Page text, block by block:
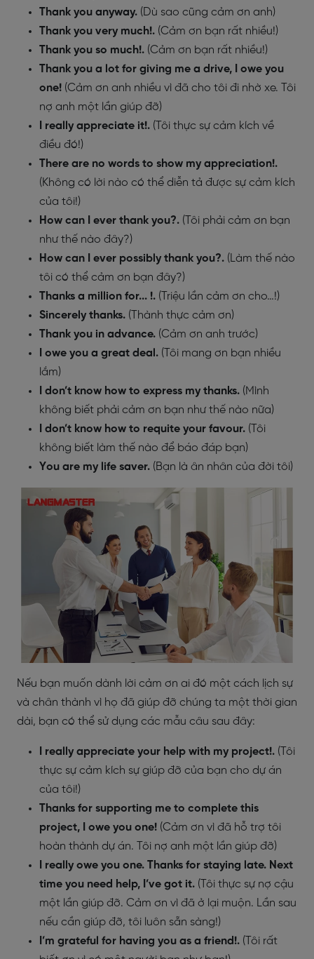
Thank you anyway. (Dù sao cũng cảm ơn anh)
Thank you very much!. (Cảm ơn bạn rất nhiều!)
Thank you so much!. (Cảm ơn bạn rất nhiều!)
Thank you a lot for giving me a drive, I owe you
one! (Cảm ơn anh nhiều vì đã cho tôi đi nhờ xe. Tôi
nợ anh một lần giúp đỡ)
I really appreciate it!. (Tôi thực sự cảm kích về
điều đó!)
There are no words to show my appreciation!.
(Không có lời nào có thể diễn tả được sự cảm kích
của tôi!)
How can I ever thank you?. (Tôi phải cảm ơn bạn
như thế nào đây?)
How can I ever possibly thank you?. (Làm thế nào
tôi có thể cảm ơn bạn đây?)
Thanks a million for... !. (Triệu lần cảm ơn cho…!)
Sincerely thanks. (Thành thực cảm ơn)
Thank you in advance. (Cảm ơn anh trước)
I owe you a great deal . (Tôi mang ơn bạn nhiều
lắm)
I don’t know how to express my thanks. (Mình
không biết phải cảm ơn bạn như thế nào nữa)
I don’t know how to requite your favour. (Tôi
không biết làm thế nào để báo đáp bạn)
You are my life saver. (Bạn là ân nhân của đời tôi)
Nếu bạn muốn dành lời cảm ơn ai đó một cách lịch sự
và chân thành vì họ đã giúp đỡ chúng ta một thời gian
dài, bạn có thể sử dụng các mẫu câu sau đây:
I really appreciate your help with my project!. (Tôi
thực sự cảm kích sự giúp đỡ của bạn cho dự án
của tôi!)
Thanks for supporting me to complete this
project, I owe you one! (Cảm ơn vì đã hỗ trợ tôi
hoàn thành dự án. Tôi nợ anh một lần giúp đỡ)
I really owe you one. Thanks for staying late. Next
time you need help, I’ve got it. (Tôi thực sự nợ cậu
một lần giúp đỡ. Cảm ơn vì đã ở lại muộn. Lần sau
nếu cần giúp đỡ, tôi luôn sẵn sàng!)
I’m grateful for having you as a friend!. (Tôi rất